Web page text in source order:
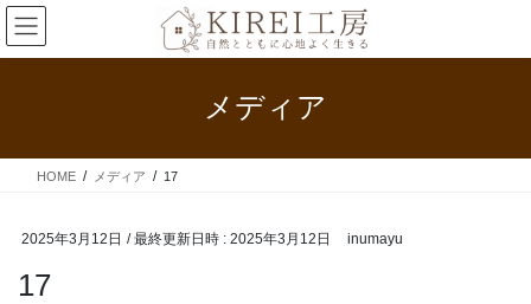
コ
ン
テ
ス
ナ
ビ
ゲ
ン
メディア
HOME メディア 17
2025年3月12日 / 最終更新日時 : 2025年3月12日 inumayu
17